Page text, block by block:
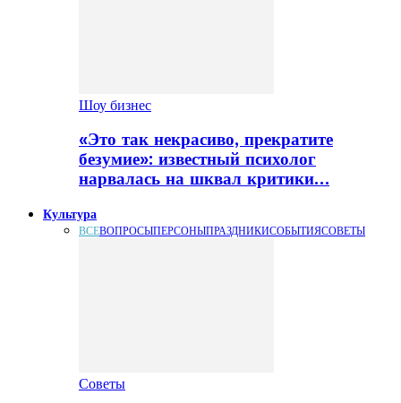
Шоу бизнес
«Это так некрасиво, прекратите
безумие»: известный психолог
нарвалась на шквал критики…
Культура
ВСЕВОПРОСЫПЕРСОНЫПРАЗДНИКИСОБЫТИЯСОВЕТЫ
Советы